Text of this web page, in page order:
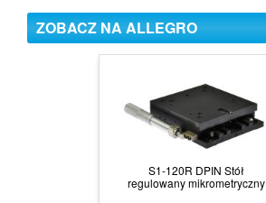
ZOBACZ NA ALLEGRO
S1-120R DPIN Stół
regulowany mikrometryczny